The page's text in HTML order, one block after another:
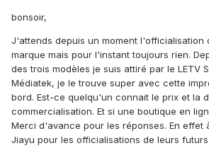
bonsoir,
J'attends depuis un moment l'officialisation
marque mais pour l'instant toujours rien.
des trois modèles je suis attiré par le LETV
Médiatek, je le trouve super avec cette
bord. Est-ce quelqu'un connait le prix et la
commercialisation. Et si une boutique en
Merci d'avance pour les réponses. En effet
Jiayu pour les officialisations de leurs